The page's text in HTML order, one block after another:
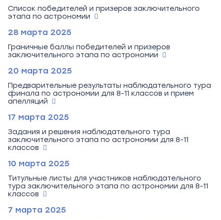
Список победителей и призеров заключительного
этапа по астрономии
28 марта 2025
Граничные баллы победителей и призеров
заключительного этапа по астрономии
20 марта 2025
Предварительные результаты наблюдательного тура
финала по астрономии для 8-11 классов и прием
апелляций
17 марта 2025
Задания и решения наблюдательного тура
заключительного этапа по астрономии для 8-11
классов
10 марта 2025
Титульные листы для участников наблюдательного
тура заключительного этапа по астрономии для 8-11
классов
7 марта 2025